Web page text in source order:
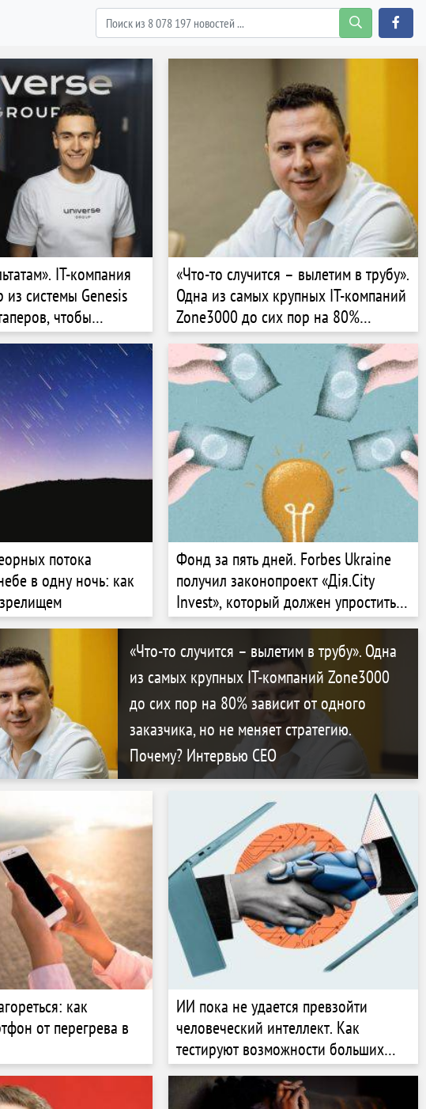
IT-компания
из системы Genesis
чтобы
раз. Как она
фаундеров
«Что-то случится – вылетим в трубу».
Одна из самых крупных IT-компаний
Zone3000 до сих пор на 80%
зависит от одного заказчика, но не
меняет стратегию. Почему?
Интервью CEO
потока
в одну ночь: как
Фонд за пять дней. Forbes Ukraine
получил законопроект «Дія.City
Invest», который должен упростить
запуск венчурных фондов. Что об
этом думает бизнес
«Что-то случится – вылетим в трубу». Одна
из самых крупных IT-компаний Zone3000
до сих пор на 80% зависит от одного
заказчика, но не меняет стратегию.
Почему? Интервью CEO
как
от перегрева в
ИИ пока не удается превзойти
человеческий интеллект. Как
тестируют возможности больших
речевых моделей? Разбор The
Economist